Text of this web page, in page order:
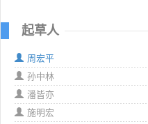
起草人
周宏平
孙中林
潘皆亦
施明宏